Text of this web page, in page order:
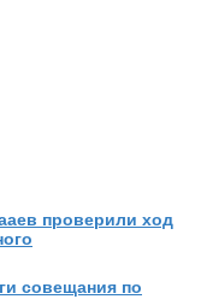
проверили ход
совещания по